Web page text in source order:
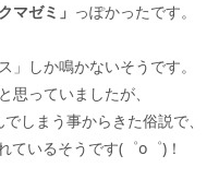
クマゼミ」 っぽかったです。
しか鳴かないそうです。
思っていましたが、
しまう事からきた俗説で、
ているそうです(゜o゜)！